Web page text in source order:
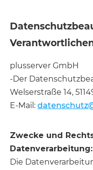
plusserver GmbH
-Der
Welserstraße 14,
E-Mail:
Zwecke und
Datenverarbeitung:
Die